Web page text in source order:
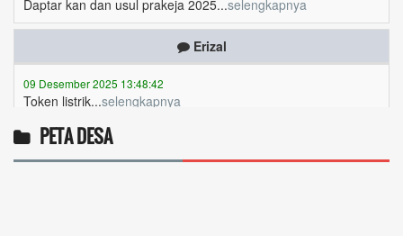
Erizal
Token listrik...selengkapnya
06 Desember 2025 18:38:17
Pulsa gratis ...selengkapnya
PETA DESA